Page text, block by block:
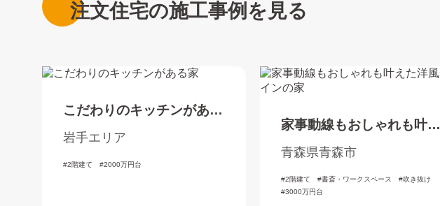
注文住宅の施工事例を見る
こだわりのキッチンがある
家
岩手エリア
2階建て 2000万円台
家事動線もおしゃれも叶え
た洋風デザインの家
青森県青森市
2階建て 書斎・ワークスペース
吹き抜け
3000万円台